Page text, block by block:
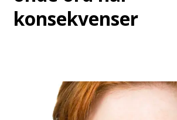
konsekvenser